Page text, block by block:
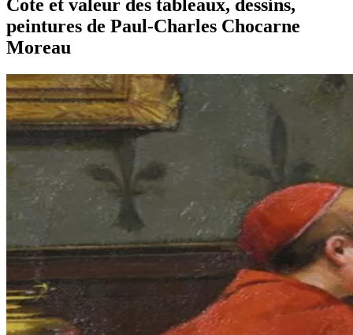
Cote et valeur des tableaux, dessins,
peintures de Paul-Charles Chocarne
Moreau